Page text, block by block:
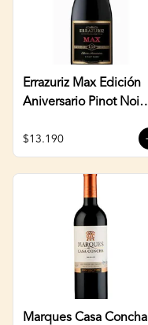
Errazuriz Max Edición
Aniversario Pinot Noir
$13.190
Marques Casa Concha